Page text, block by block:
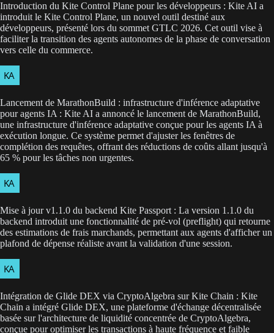
Introduction du Kite Control Plane pour les développeurs : Kite AI a
introduit le Kite Control Plane, un nouvel outil destiné aux
développeurs, présenté lors du sommet GTLC 2026. Cet outil vise à
faciliter la transition des agents autonomes de la phase de conversation
vers celle du commerce.
Lancement de MarathonBuild : infrastructure d'inférence adaptative
pour agents IA : Kite AI a annoncé le lancement de MarathonBuild,
une infrastructure d'inférence adaptative conçue pour les agents IA à
exécution longue. Ce système permet d'ajuster les fenêtres de
complétion des requêtes, offrant des réductions de coûts allant jusqu'à
65 % pour les tâches non urgentes.
Mise à jour v1.1.0 du backend Kite Passport : La version 1.1.0 du
backend introduit une fonctionnalité de pré-vol (preflight) qui retourne
des estimations de frais marchands, permettant aux agents d'afficher un
plafond de dépense réaliste avant la validation d'une session.
Intégration de Glide DEX via CryptoAlgebra sur Kite Chain : Kite
Chain a intégré Glide DEX, une plateforme d'échange décentralisée
basée sur l'architecture de liquidité concentrée de CryptoAlgebra,
conçue pour optimiser les transactions à haute fréquence et faible